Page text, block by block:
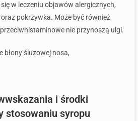
w leczeniu objawów alergicznych,
pokrzywka. Może być również
nie przynoszą ulgi.
błony śluzowej nosa,
i środki
stosowaniu syropu